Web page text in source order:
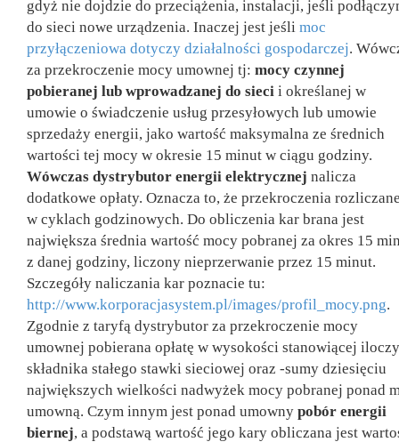
gdyż nie dojdzie do przeciążenia, instalacji, jeśli
do sieci nowe urządzenia. Inaczej jest jeśli moc
przyłączeniowa dotyczy działalności gospodarczej.
za przekroczenie mocy umownej tj: mocy czynnej
pobieranej lub wprowadzanej do sieci i określanej w
umowie o świadczenie usług przesyłowych lub umowie
sprzedaży energii, jako wartość maksymalna ze średnich
wartości tej mocy w okresie 15 minut w ciągu godziny.
Wówczas dystrybutor energii elektrycznej nalicza
dodatkowe opłaty. Oznacza to, że przekroczenia
w cyklach godzinowych. Do obliczenia kar brana jest
największa średnia wartość mocy pobranej za okres 15
z danej godziny, liczony nieprzerwanie przez 15 minut.
Szczegóły naliczania kar poznacie tu:
http://www.korporacjasystem.pl/images/profil_mocy.png.
Zgodnie z taryfą dystrybutor za przekroczenie mocy
umownej pobierana opłatę w wysokości stanowiącej
składnika stałego stawki sieciowej oraz -sumy dziesięciu
największych wielkości nadwyżek mocy pobranej ponad
umowną. Czym innym jest ponad umowny pobór energii
biernej, a podstawą wartość jego kary obliczana jest